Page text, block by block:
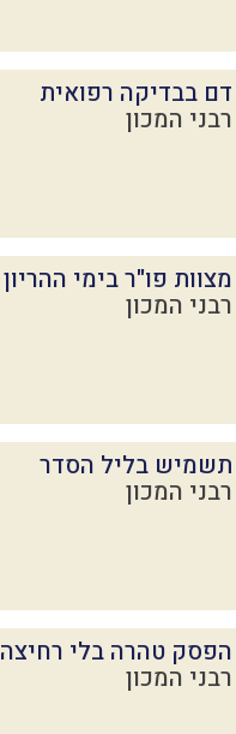
דם בבדיקה רפואית
רבני המכון
מצוות פו"ר בימי ההריון
רבני המכון
תשמיש בליל הסדר
רבני המכון
הפסק טהרה בלי רחיצה
רבני המכון